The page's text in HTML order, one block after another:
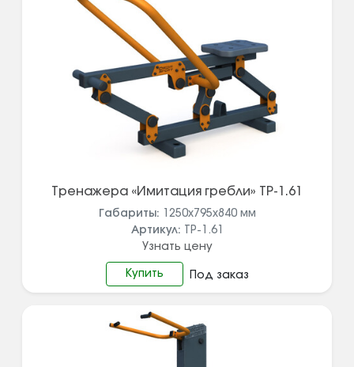
Тренажера «Имитация гребли» ТР-1.61
Габариты: 1250х795х840 мм
Артикул: ТР-1.61
Узнать цену
Купить Под заказ